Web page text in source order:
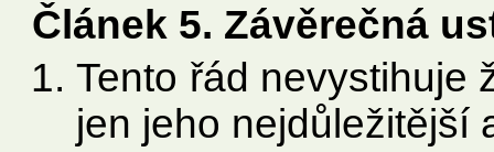
Článek 5. Závěrečná
Tento řád nevystihuje
jen jeho nejdůležitější